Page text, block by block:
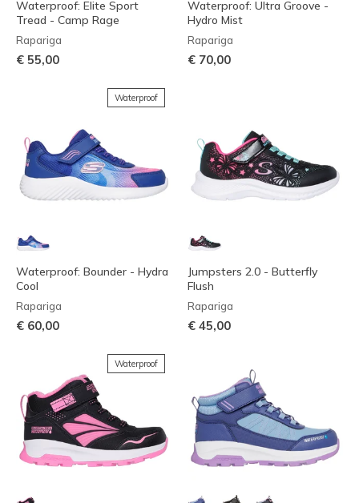
Waterproof: Elite Sport
Tread - Camp Rage
Rapariga
€ 55,00
Waterproof: Ultra Groove -
Hydro Mist
Rapariga
€ 70,00
Waterproof
Waterproof: Bounder - Hydra
Cool
Rapariga
€ 60,00
Jumpsters 2.0 - Butterfly
Flush
Rapariga
€ 45,00
Waterproof